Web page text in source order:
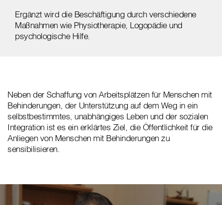
Ergänzt wird die Beschäftigung durch verschiedene
Maßnahmen wie Physiotherapie, Logopädie und
psychologische Hilfe.
Neben der Schaffung von Arbeitsplätzen für Menschen mit
Behinderungen, der Unterstützung auf dem Weg in ein
selbstbestimmtes, unabhängiges Leben und der sozialen
Integration ist es ein erklärtes Ziel, die Öffentlichkeit für die
Anliegen von Menschen mit Behinderungen zu
sensibilisieren.